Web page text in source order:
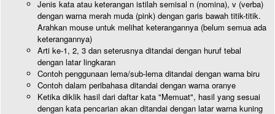
Jenis kata atau keterangan istilah semisal n (nomina), v (verba)
dengan warna merah muda (pink) dengan garis bawah titik-titik.
Arahkan mouse untuk melihat keterangannya (belum semua ada
keterangannya)
Arti ke-1, 2, 3 dan seterusnya ditandai dengan huruf tebal
dengan latar lingkaran
Contoh penggunaan lema/sub-lema ditandai dengan warna biru
Contoh dalam peribahasa ditandai dengan warna oranye
Ketika diklik hasil dari daftar kata "Memuat", hasil yang sesuai
dengan kata pencarian akan ditandai dengan latar warna kuning